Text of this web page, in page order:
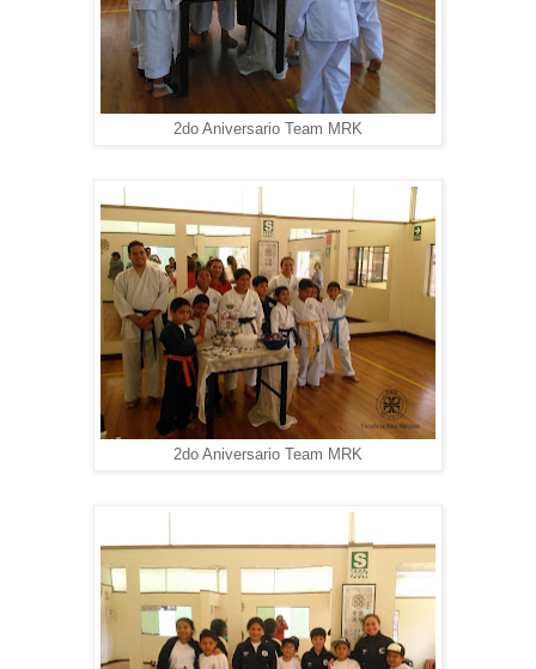
2do Aniversario Team MRK
2do Aniversario Team MRK